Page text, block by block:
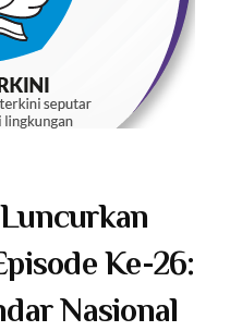
Ke-26:
Nasional